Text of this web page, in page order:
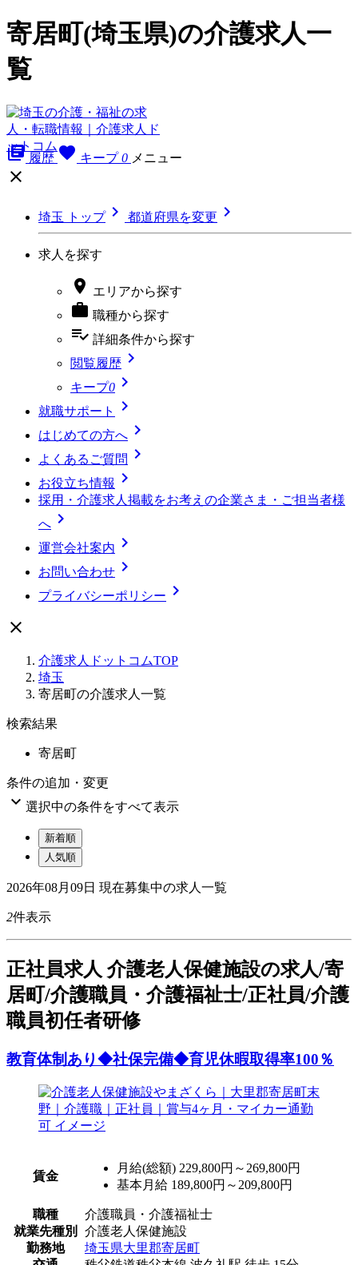
寄居町(埼玉県)の介護求人一
覧
library_books 履歴 favorite キープ 0 メニュー

埼玉 トップ 都道府県を変更 
求人を探す
 エリアから探す
 職種から探す
playlist_add_check 詳細条件から探す
閲覧履歴 
キープ0 
就職サポート 
はじめての方へ 
よくあるご質問 
お役立ち情報 
採用・介護求人掲載をお考えの企業さま・ご担当者様
へ 
運営会社案内 
お問い合わせ 
プライバシーポリシー 

介護求人ドットコムTOP
埼玉
寄居町の介護求人一覧
検索結果
寄居町
条件の追加・変更
 選択中の条件をすべて表示
新着順
人気順
2026年08月09日 現在募集中の求人一覧
2件表示
正社員求人 介護老人保健施設の求人/寄
居町/介護職員・介護福祉士/正社員/介護
職員初任者研修
教育体制あり◆社保完備◆育児休暇取得率100％
賃金
月給(総額) 229,800円～269,800円
基本月給 189,800円～209,800円
職種
介護職員・介護福祉士
就業先種別
介護老人保健施設
勤務地
埼玉県大里郡寄居町